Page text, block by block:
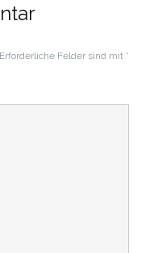
Erforderliche Felder sind mit *